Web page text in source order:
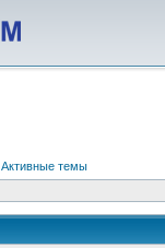
Активные темы